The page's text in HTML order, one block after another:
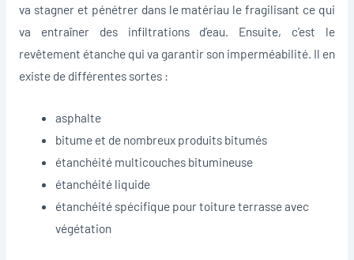
va stagner et pénétrer dans le matériau le fragilisant ce qui
va entraîner des infiltrations d’eau. Ensuite, c’est le
revêtement étanche qui va garantir son imperméabilité. Il en
existe de différentes sortes :
asphalte
bitume et de nombreux produits bitumés
étanchéité multicouches bitumineuse
étanchéité liquide
étanchéité spécifique pour toiture terrasse avec
végétation